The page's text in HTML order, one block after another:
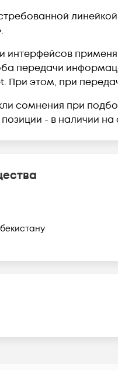
интерфейсов
передачи
При этом, при
сомнения при
- в наличии на